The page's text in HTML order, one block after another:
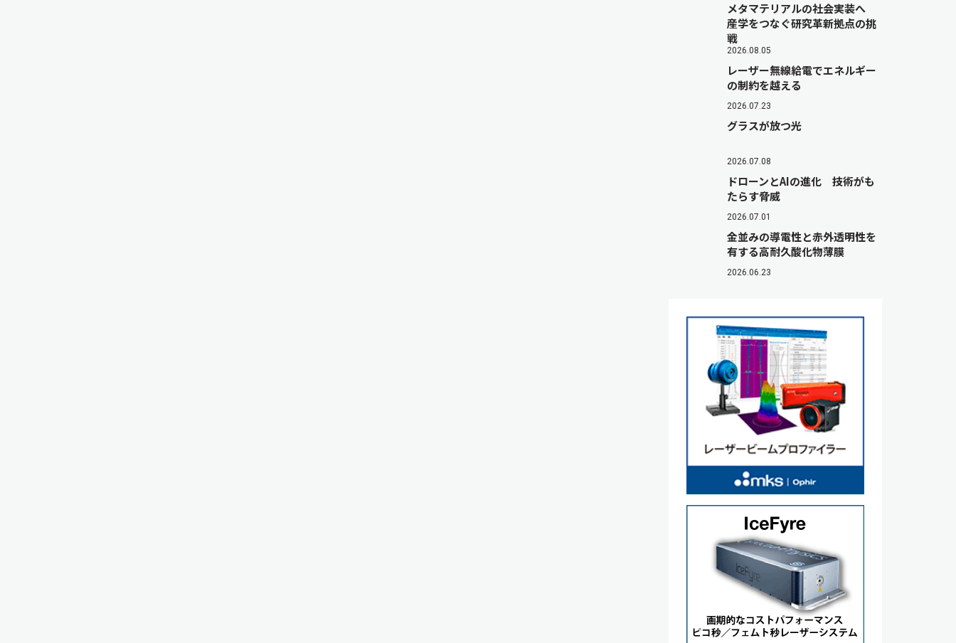
メタマテリアルの社会実装へ
産学をつなぐ研究革新拠点の挑
戦
2026.08.05
レーザー無線給電でエネルギー
の制約を越える
2026.07.23
グラスが放つ光
2026.07.08
ドローンとAIの進化 技術がも
たらす脅威
2026.07.01
金並みの導電性と赤外透明性を
有する高耐久酸化物薄膜
2026.06.23